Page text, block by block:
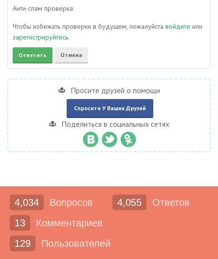
Анти-спам проверка:
Чтобы избежать проверки в будущем, пожалуйста войдите или
зарегистрируйтесь.
Просите друзей о помощи
Спросите У Ваших Друзей
Поделиться в социальных сетях
4,034 Вопросов 4,055
Ответов
13
Комментариев
129
Пользователей